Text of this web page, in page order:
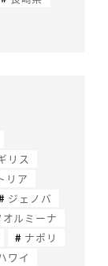
リス
リア
ジェノバ
オルミーナ
ナポリ
ワイ